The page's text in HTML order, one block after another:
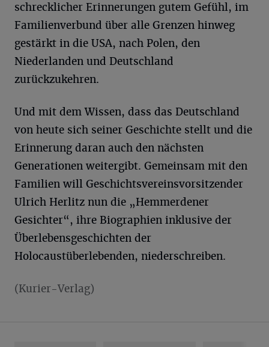
schrecklicher Erinnerungen gutem Gefühl, im
Familienverbund über alle Grenzen hinweg
gestärkt in die USA, nach Polen, den
Niederlanden und Deutschland
zurückzukehren.
Und mit dem Wissen, dass das Deutschland
von heute sich seiner Geschichte stellt und die
Erinnerung daran auch den nächsten
Generationen weitergibt. Gemeinsam mit den
Familien will Geschichtsvereinsvorsitzender
Ulrich Herlitz nun die „Hemmerdener
Gesichter“, ihre Biographien inklusive der
Überlebensgeschichten der
Holocaustüberlebenden, niederschreiben.
(Kurier-Verlag)